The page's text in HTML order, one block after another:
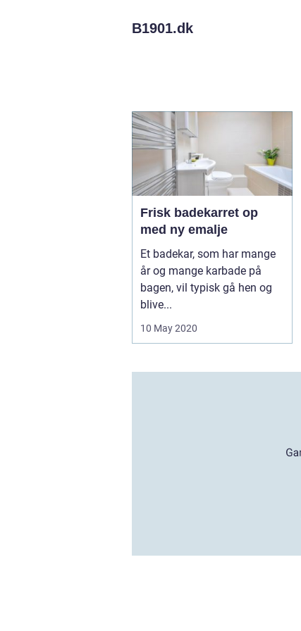
B1901.dk
Frisk badekarret op
med ny emalje
Et badekar, som har mange
år og mange karbade på
bagen, vil typisk gå hen og
blive...
10 May 2020